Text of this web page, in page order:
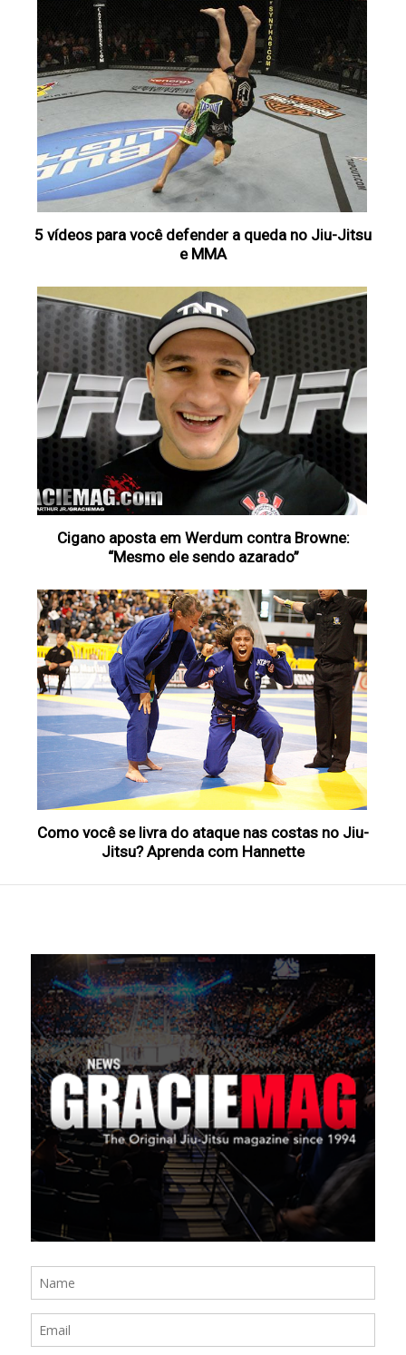
5 vídeos para você defender a queda no Jiu-Jitsu
e MMA
Cigano aposta em Werdum contra Browne:
“Mesmo ele sendo azarado”
Como você se livra do ataque nas costas no Jiu-
Jitsu? Aprenda com Hannette